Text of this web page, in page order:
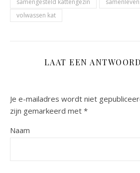
samengesteld kattengezin
volwassen kat
LAAT EEN
Je e-mailadres wordt niet
zijn gemarkeerd met *
Naam